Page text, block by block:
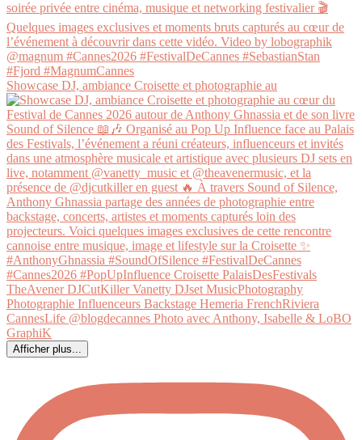
Showcase DJ, ambiance Croisette et photographie au
Afficher plus...